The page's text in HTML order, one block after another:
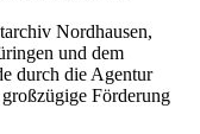
Nordhausen,
und dem
durch die Agentur
Förderung